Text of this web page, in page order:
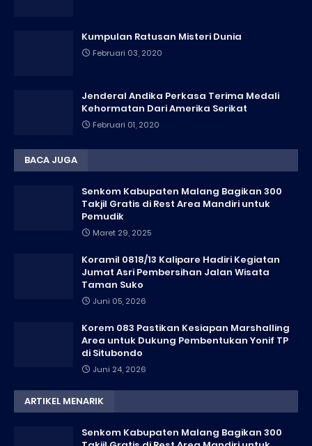
Kumpulan Ratusan Misteri Dunia
Februari 03, 2020
Jenderal Andika Perkasa Terima Medali
Kehormatan Dari Amerika Serikat
Februari 01, 2020
BACA JUGA
Senkom Kabupaten Malang Bagikan 300
Takjil Gratis di Rest Area Mandiri untuk
Pemudik
Maret 29, 2025
Koramil 0818/13 Kalipare Hadiri Kegiatan
Jumat Asri Pembersihan Jalan Wisata
Taman Suko
Juni 05, 2026
Korem 083 Pastikan Kesiapan Marshalling
Area untuk Dukung Pembentukan Yonif TP
di Situbondo
Juni 24, 2026
ARTIKEL MENARIK
Senkom Kabupaten Malang Bagikan 300